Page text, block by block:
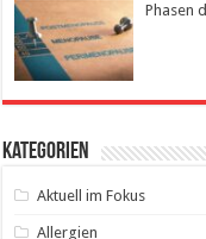
Phasen
Kategorien
Aktuell im Fokus
Allergien